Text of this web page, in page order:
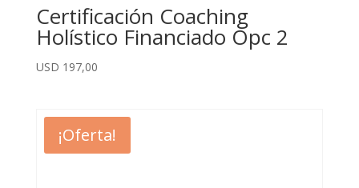
Certificación Coaching
Holístico Financiado Opc 2
USD 197,00
¡Oferta!